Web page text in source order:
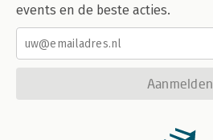
events en de beste acties.
Aanmelden